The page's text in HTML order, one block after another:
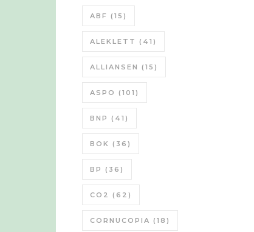
ABF (15)
ALEKLETT (41)
ALLIANSEN (15)
ASPO (101)
BNP (41)
BOK (36)
BP (36)
CO2 (62)
CORNUCOPIA (18)